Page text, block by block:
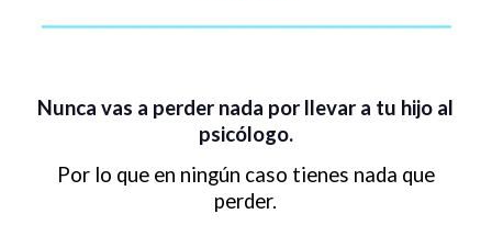
Nunca vas a perder nada por llevar a tu hijo al
psicólogo.
Por lo que en ningún caso tienes nada que
perder.